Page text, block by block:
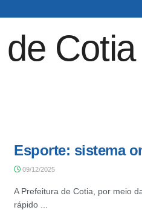
Esporte: sistema
09/12/2025
A Prefeitura de Cotia, por meio
rápido ...